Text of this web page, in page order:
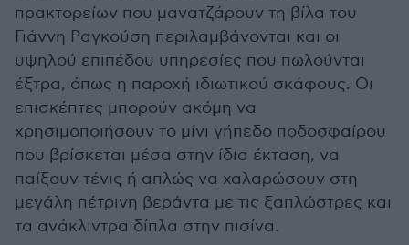
πρακτορείων που μανατζάρουν τη βίλα του
Γιάννη Ραγκούση περιλαμβάνονται και οι
υψηλού επιπέδου υπηρεσίες που πωλούνται
έξτρα, όπως η παροχή ιδιωτικού σκάφους. Οι
επισκέπτες μπορούν ακόμη να
χρησιμοποιήσουν το μίνι γήπεδο ποδοσφαίρου
που βρίσκεται μέσα στην ίδια έκταση, να
παίξουν τένις ή απλώς να χαλαρώσουν στη
μεγάλη πέτρινη βεράντα με τις ξαπλώστρες και
τα ανάκλιντρα δίπλα στην πισίνα.